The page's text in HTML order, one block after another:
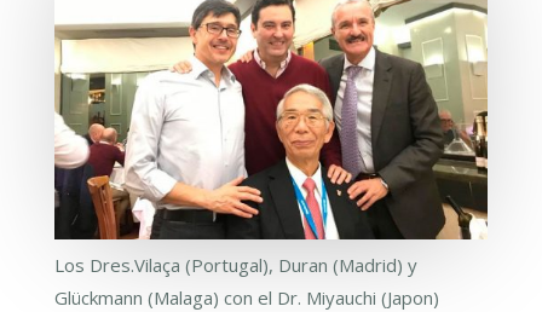
Los Dres.Vilaça (Portugal), Duran (Madrid) y
Glückmann (Malaga) con el Dr. Miyauchi (Japon)